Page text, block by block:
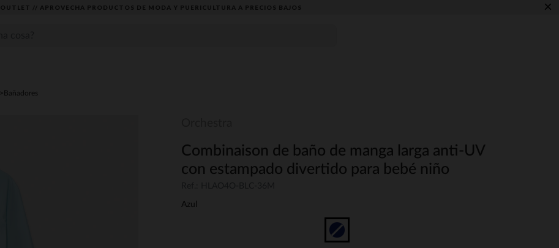
OUTLET // APROVECHA PRODUCTOS DE MODA Y PUERICULTURA A PRECIOS BAJOS ×
Bañadores
Combinaison de baño de manga larga anti-UV
con estampado divertido para bebé niño
Azul